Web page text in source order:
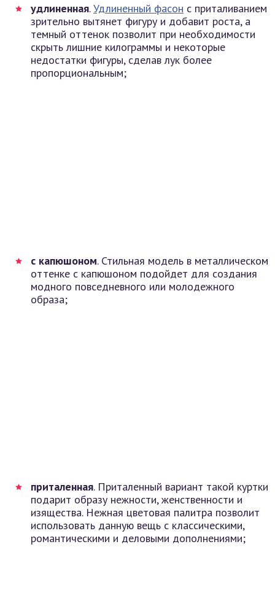
удлиненная.Удлиненный фасон с приталиванием
зрительно вытянет фигуру и добавит роста, а
темный оттенок позволит при необходимости
скрыть лишние килограммы и некоторые
недостатки фигуры, сделав лук более
пропорциональным;
с капюшоном. Стильная модель в металлическом
оттенке с капюшоном подойдет для создания
модного повседневного или молодежного
образа;
приталенная. Приталенный вариант такой куртки
подарит образу нежности, женственности и
изящества. Нежная цветовая палитра позволит
использовать данную вещь с классическими,
романтическими и деловыми дополнениями;